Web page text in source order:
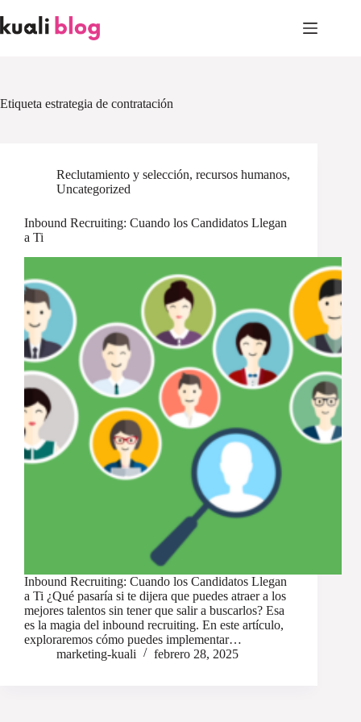
to
content
Etiqueta estrategia de contratación
Reclutamiento y selección, recursos humanos,
Uncategorized
Inbound Recruiting: Cuando los Candidatos Llegan
a Ti
Inbound Recruiting: Cuando los Candidatos Llegan
a Ti ¿Qué pasaría si te dijera que puedes atraer a los
mejores talentos sin tener que salir a buscarlos? Esa
es la magia del inbound recruiting. En este artículo,
exploraremos cómo puedes implementar…
marketing-kuali
febrero 28, 2025